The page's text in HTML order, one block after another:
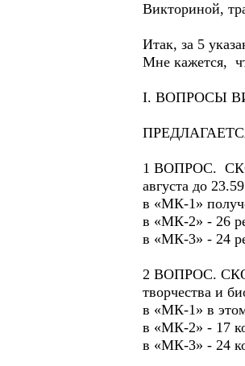
Викториной,
Итак, за 5
Мне кажется,
I. ВОПРОСЫ
1 ВОПРОС.
августа до
в «МК-1»
в «МК-2» - 26
в «МК-3» - 24
2 ВОПРОС.
творчества и
в «МК-1» в этом
в «МК-2» - 17
в «МК-3» - 24